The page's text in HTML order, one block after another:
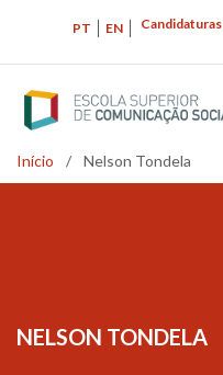
principal
Candidaturas
PT EN
Navegação
Início / Nelson Tondela
NELSON TONDELA